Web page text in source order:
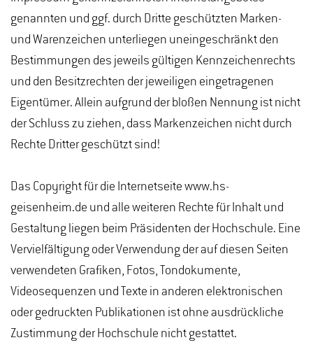
genannten und ggf. durch Dritte geschützten Marken-
und Warenzeichen unterliegen uneingeschränkt den
Bestimmungen des jeweils gültigen Kennzeichenrechts
und den Besitzrechten der jeweiligen eingetragenen
Eigentümer. Allein aufgrund der bloßen Nennung ist nicht
der Schluss zu ziehen, dass Markenzeichen nicht durch
Rechte Dritter geschützt sind!
Das Copyright für die Internetseite www.hs-
geisenheim.de und alle weiteren Rechte für Inhalt und
Gestaltung liegen beim Präsidenten der Hochschule. Eine
Vervielfältigung oder Verwendung der auf diesen Seiten
verwendeten Grafiken, Fotos, Tondokumente,
Videosequenzen und Texte in anderen elektronischen
oder gedruckten Publikationen ist ohne ausdrückliche
Zustimmung der Hochschule nicht gestattet.